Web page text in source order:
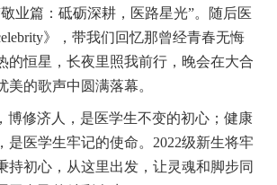
业篇：砥砺深耕，医路星光”。随后医
》，带我们回忆那曾经青春无悔
的恒星，长夜里照我前行，晚会在大合
美的歌声中圆满落幕。
博修济人，是医学生不变的初心；健康
是医学生牢记的使命。 2022级新生将牢
持初心，从这里出发，让灵魂和脚步同